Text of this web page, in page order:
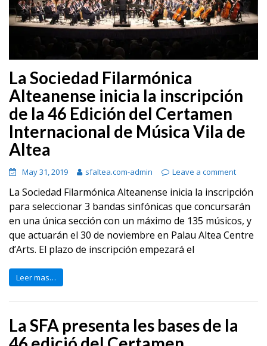
La Sociedad Filarmónica
Alteanense inicia la inscripción
de la 46 Edición del Certamen
Internacional de Música Vila de
Altea
May 31, 2019 sfaltea.com-admin Leave a comment
La Sociedad Filarmónica Alteanense inicia la inscripción
para seleccionar 3 bandas sinfónicas que concursarán
en una única sección con un máximo de 135 músicos, y
que actuarán el 30 de noviembre en Palau Altea Centre
d’Arts. El plazo de inscripción empezará el
Leer mas…
La SFA presenta les bases de la